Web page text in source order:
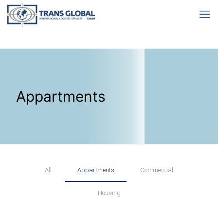
Appartments
All Appartments Commercial
Housing